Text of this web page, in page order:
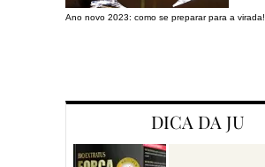
Ano novo 2023: como se preparar para a virada!
DICA DA JU